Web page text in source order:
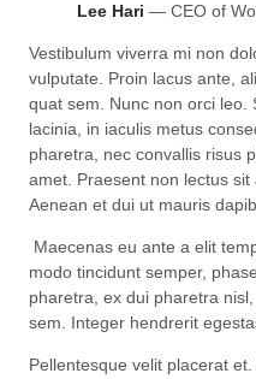
Lee Hari — CEO of
Vestibulum viverra mi non
vulputate. Proin lacus ante,
quat sem. Nunc non orci leo.
lacinia, in iaculis metus
pharetra, nec convallis risus
amet. Praesent non lectus sit
Aenean et dui ut mauris
Maecenas eu ante a elit
modo tincidunt semper,
pharetra, ex dui pharetra
sem. Integer hendrerit
Pellentesque velit placerat